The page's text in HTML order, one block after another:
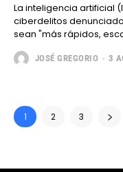
La inteligencia artificial
ciberdelitos
sean "más rápidos,
JOSÉ GREGORIO - 3
1 2 3